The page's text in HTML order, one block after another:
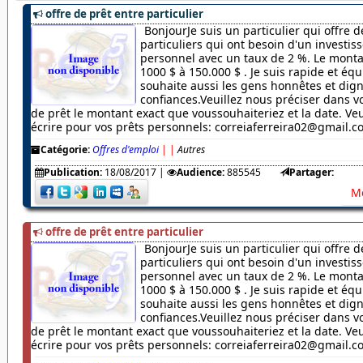
offre de prêt entre particulier
BonjourJe suis un particulier qui offre
particuliers qui ont besoin d'un
personnel avec un taux de 2 %. Le
1000 $ à 150.000 $ . Je suis rapide et
souhaite aussi les gens honnêtes et
confiances.Veuillez nous préciser dans
de prêt le montant exact que voussouhaiteriez et la date.
écrire pour vos prêts personnels:
Catégorie:Offres d'emploi | | Autres
Publication: 18/08/2017| Audience:885545 Partager:
offre de prêt entre particulier
BonjourJe suis un particulier qui offre
particuliers qui ont besoin d'un
personnel avec un taux de 2 %. Le
1000 $ à 150.000 $ . Je suis rapide et
souhaite aussi les gens honnêtes et
confiances.Veuillez nous préciser dans
de prêt le montant exact que voussouhaiteriez et la date.
écrire pour vos prêts personnels: